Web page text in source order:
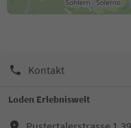
Kontakt
Loden Erlebniswelt